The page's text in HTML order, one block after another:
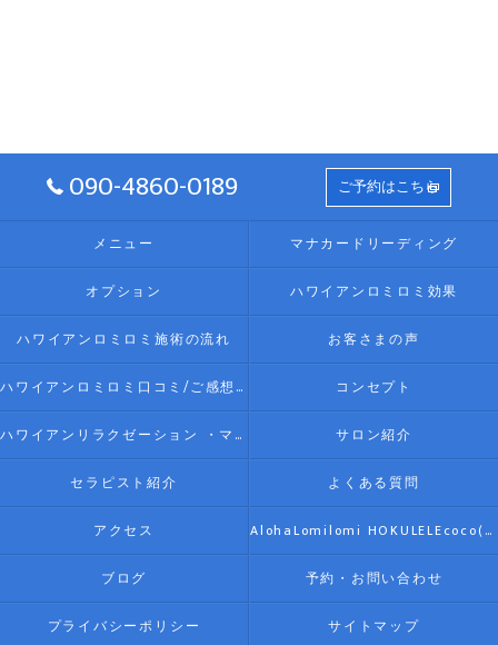
090-4860-0189 ご予約はこちら
メニュー マナカードリーディング
オプション ハワイアンロミロミ効果
ハワイアンロミロミ施術の流れ お客さまの声
ハワイアンロミロミ口コミ/ご感想(伊勢リラク/リラクゼーション) コンセプト
ハワイアンリラクゼーション ・マッサージ AlohaLomilomi HOKULELEcoco(アロハロミロミ ホクレレココ)☆彡について サロン紹介
セラピスト紹介 よくある質問
アクセス AlohaLomilomi HOKULELEcoco(アロハロミロミ ホクレレココ)☆彡
ブログ 予約・お問い合わせ
プライバシーポリシー サイトマップ